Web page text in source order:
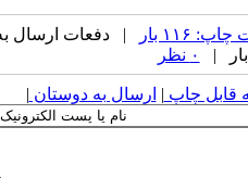
۱۱۶ بار
| دفعات ارسال به
چاپ| ارسال به دوستان|